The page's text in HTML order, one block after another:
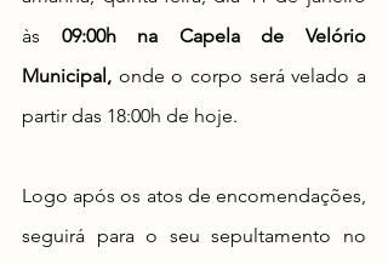
às 09:00h na Capela de Velório
Municipal, onde o corpo será velado a
partir das 18:00h de hoje.
Logo após os atos de encomendações,